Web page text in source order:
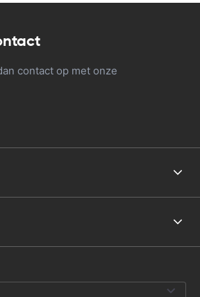
contact op met onze